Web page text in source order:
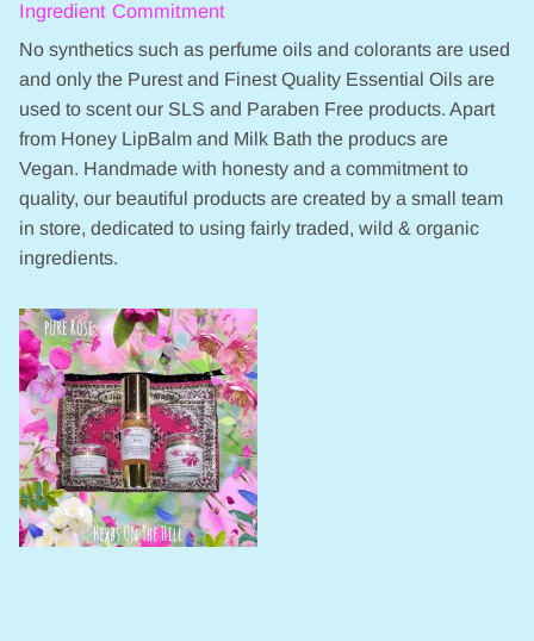
Ingredient Commitment
No synthetics such as perfume oils and colorants are used
and only the Purest and Finest Quality Essential Oils are
used to scent our SLS and Paraben Free products. Apart
from Honey LipBalm and Milk Bath the producs are
Vegan. Handmade with honesty and a commitment to
quality, our beautiful products are created by a small team
in store, dedicated to using fairly traded, wild & organic
ingredients.